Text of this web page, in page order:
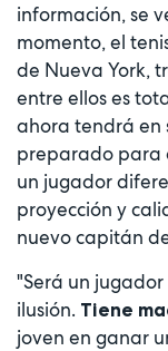
información, se
momento, el
de Nueva York,
entre ellos es
ahora tendrá en
preparado para
un jugador
proyección y
nuevo capitán
"Será un
ilusión. Tiene
joven en ganar